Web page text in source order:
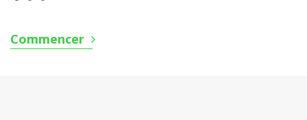
Commencer